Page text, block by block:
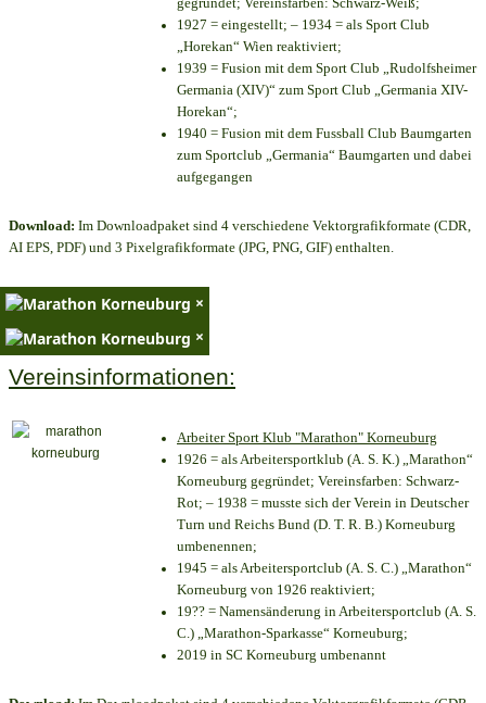
1927 = eingestellt; – 1934 = als Sport Club
„Horekan“ Wien reaktiviert;
1939 = Fusion mit dem Sport Club „Rudolfsheimer
Germania (XIV)“ zum Sport Club „Germania XIV-
Horekan“;
1940 = Fusion mit dem Fussball Club Baumgarten
zum Sportclub „Germania“ Baumgarten und dabei
aufgegangen
Download: Im Downloadpaket sind 4 verschiedene Vektorgrafikformate (CDR,
AI EPS, PDF) und 3 Pixelgrafikformate (JPG, PNG, GIF) enthalten.
×
×
Vereinsinformationen:
Arbeiter Sport Klub "Marathon" Korneuburg
1926 = als Arbeitersportklub (A. S. K.) „Marathon“
Korneuburg gegründet; Vereinsfarben: Schwarz-
Rot; – 1938 = musste sich der Verein in Deutscher
Turn und Reichs Bund (D. T. R. B.) Korneuburg
umbenennen;
1945 = als Arbeitersportclub (A. S. C.) „Marathon“
Korneuburg von 1926 reaktiviert;
19?? = Namensänderung in Arbeitersportclub (A. S.
C.) „Marathon-Sparkasse“ Korneuburg;
2019 in SC Korneuburg umbenannt